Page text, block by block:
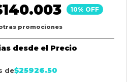
140.003 10% OFF
promociones
desde el Precio
de$25926.50